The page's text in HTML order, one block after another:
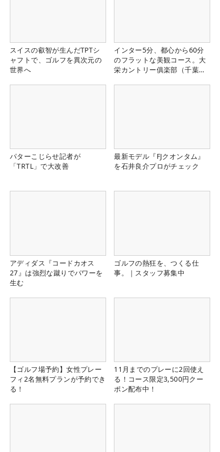
スイスの叡智が生んだTPTシ
ャフトで、ゴルフを異次元の
世界へ
インター5分、都心から60分
のフラットな美観コース。大
栄カントリー俱楽部（千葉
パターこじらせ記者が
「TRTL」で大改善
最新モデル『FJクオンタム』
を石井良介プロがチェック
アディダス『コードカオス
27』は強烈な蹴りでパワーを
生む
ゴルフの熱狂を、つくる仕
事。｜スタッフ募集中
【ゴルフ場予約】女性プレー
フィ2名無料プランが予約でき
る！
11月までのプレーに2回使え
る！コース限定3,500円クー
ポン配布中！